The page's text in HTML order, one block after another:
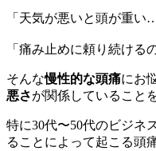
「天気が悪いと頭が重い…
「痛み止めに頼り続ける
そんな慢性的な頭痛にお
悪さが関係していること
特に30代〜50代のビジネ
ることによって起こる頭